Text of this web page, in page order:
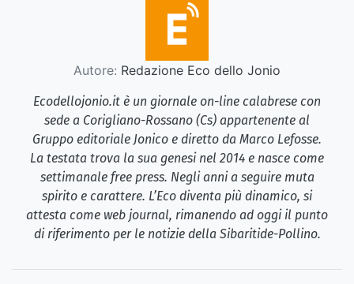
Autore: Redazione Eco dello Jonio
Ecodellojonio.it è un giornale on-line calabrese con
sede a Corigliano-Rossano (Cs) appartenente al
Gruppo editoriale Jonico e diretto da Marco Lefosse.
La testata trova la sua genesi nel 2014 e nasce come
settimanale free press. Negli anni a seguire muta
spirito e carattere. L’Eco diventa più dinamico, si
attesta come web journal, rimanendo ad oggi il punto
di riferimento per le notizie della Sibaritide-Pollino.